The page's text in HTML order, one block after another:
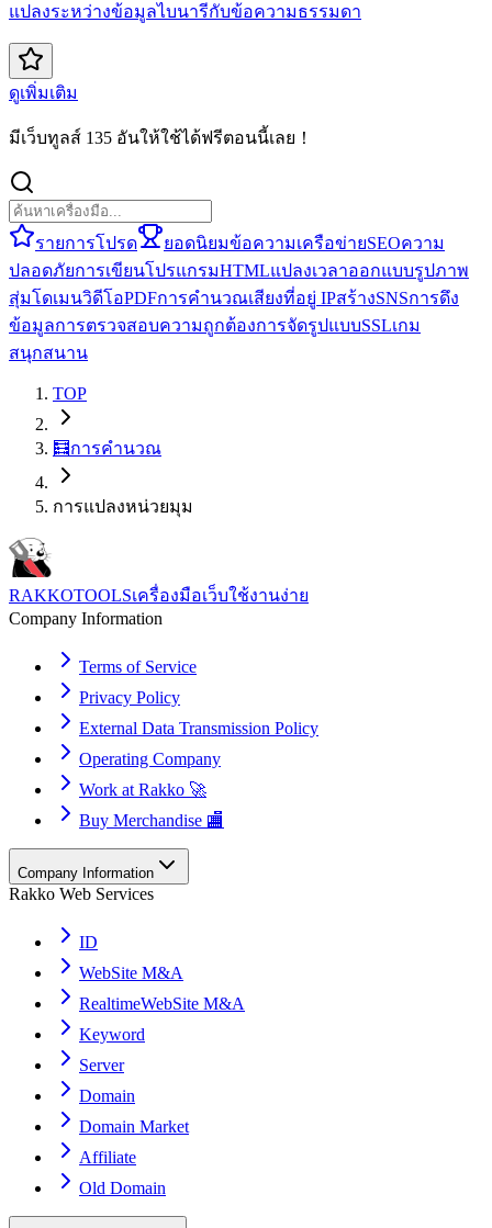
แปลงระหว่างข้อมูลไบนารีกับข้อความธรรมดา
ดูเพิ่มเติม
มีเว็บทูลส์ 135 อันให้ใช้ได้ฟรีตอนนี้เลย！
รายการโปรด ยอดนิยมข้อความเครือข่ายSEOความ
ปลอดภัยการเขียนโปรแกรมHTMLแปลงเวลาออกแบบรูปภาพ
สุ่มโดเมนวิดีโอPDFการคำนวณเสียงที่อยู่ IPสร้างSNSการดึง
ข้อมูลการตรวจสอบความถูกต้องการจัดรูปแบบSSLเกม
สนุกสนาน
TOP
🧮การคำนวณ
การแปลงหน่วยมุม
RAKKOTOOLSเครื่องมือเว็บใช้งานง่าย
Company Information
Terms of Service
Privacy Policy
External Data Transmission Policy
Operating Company
Work at Rakko 🚀
Buy Merchandise 🏬
Company Information
Rakko Web Services
ID
WebSite M&A
RealtimeWebSite M&A
Keyword
Server
Domain
Domain Market
Affiliate
Old Domain